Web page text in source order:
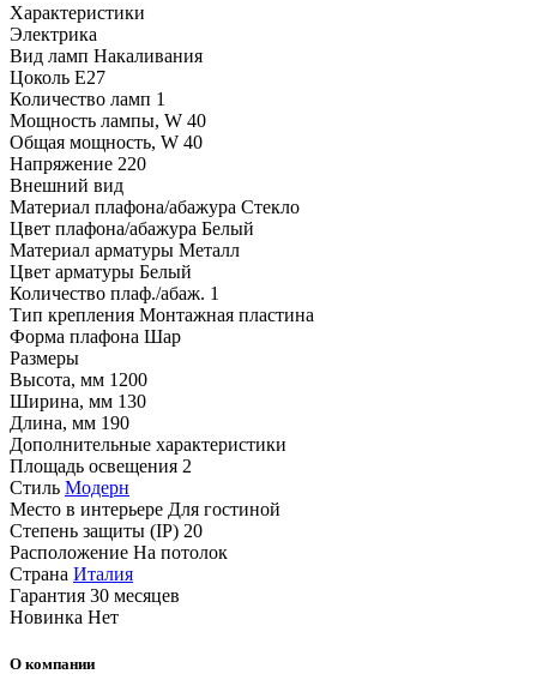
Характеристики
Электрика
Вид ламп Накаливания
Цоколь E27
Количество ламп 1
Мощность лампы, W 40
Общая мощность, W 40
Напряжение 220
Внешний вид
Материал плафона/абажура Стекло
Цвет плафона/абажура Белый
Материал арматуры Металл
Цвет арматуры Белый
Количество плаф./абаж. 1
Тип крепления Монтажная пластина
Форма плафона Шар
Размеры
Высота, мм 1200
Ширина, мм 130
Длина, мм 190
Дополнительные характеристики
Площадь освещения 2
Стиль Модерн
Место в интерьере Для гостиной
Степень защиты (IP) 20
Расположение На потолок
Страна Италия
Гарантия 30 месяцев
Новинка Нет
О компании